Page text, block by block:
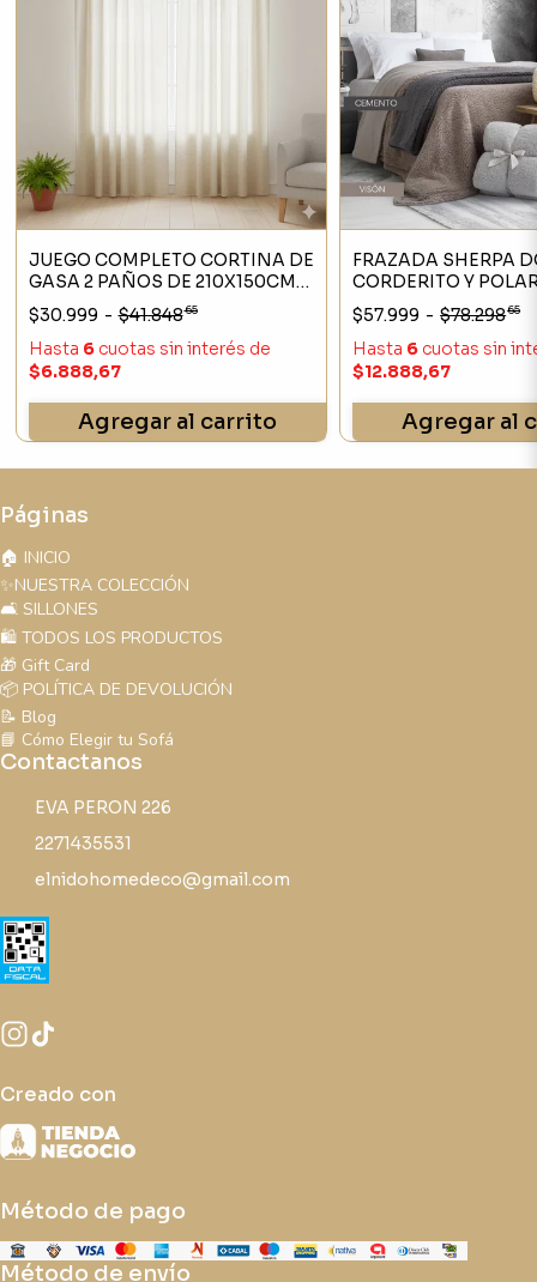
JUEGO COMPLETO CORTINA DE
GASA 2 PAÑOS DE 210X150CM
COLOR NATURAL
$30.999 - $41.84865
Hasta 6cuotas sin interés de
$6.888,67
Agregar al carrito
FRAZADA SHERPA
CORDERITO Y
JEAN CARTIER
$57.999 - $78.29865
Hasta 6 cuotas sin
$12.888,67
Agregar al
Páginas
🏠 INICIO
✨NUESTRA COLECCIÓN
🛋️ SILLONES
🛍️ TODOS LOS PRODUCTOS
🎁 Gift Card
📦 POLÍTICA DE DEVOLUCIÓN
📝 Blog
📘 Cómo Elegir tu Sofá
Contactanos
EVA PERON 226
2271435531
elnidohomedeco@gmail.com
Creado con
Método de pago
Método de envío